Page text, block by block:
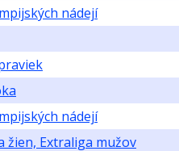
nádejí
nádejí
žien, Extraliga mužov